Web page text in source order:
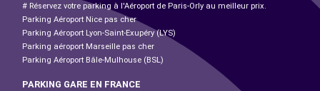
# Réservez votre parking à l'Aéroport de Paris-Orly au meilleur prix.
Parking Aéroport Nice pas cher
Parking Aéroport Lyon-Saint-Exupéry (LYS)
Parking aéroport Marseille pas cher
Parking Aéroport Bâle-Mulhouse (BSL)
PARKING GARE EN FRANCE